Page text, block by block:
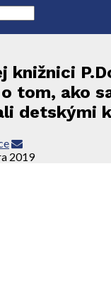
knižnici
tom, ako
detskými
2019